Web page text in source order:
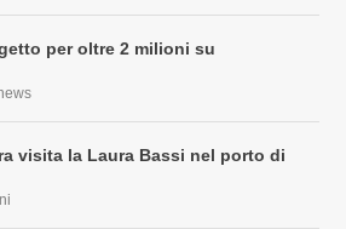
per oltre 2 milioni su
visita la Laura Bassi nel porto di